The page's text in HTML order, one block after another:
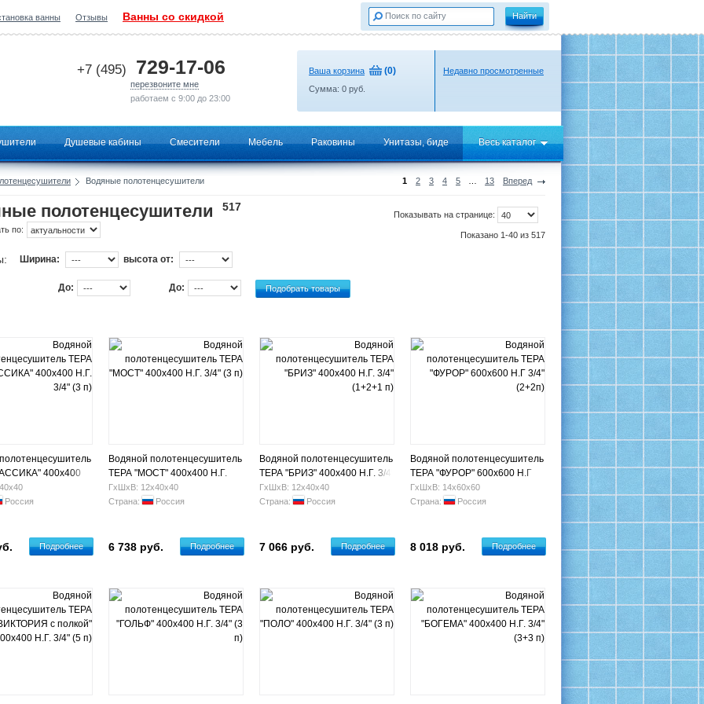
ванны Отзывы Ванны со скидкой
+7 (495) 729-17-06
перезвоните мне
работаем с 9:00 до 23:00
Ваша корзина (0)
Сумма: 0 руб.
Недавно просмотренные
Душевые кабины Смесители Мебель Раковины Унитазы, биде Весь каталог
1 2 3 4 5 13 Вперед
Водяные полотенцесушители
Показывать на странице:
Показано 1-40 из 517
полотенцесушители 517
по:
Ширина: высота от:
До: До:
400х400
п)
Россия
Подробнее
Водяной полотенцесушитель
ТЕРА "МОСТ" 400х400 Н.Г.
3/4" (3 п)
ГхШхВ: 12х40х40
Страна:
Россия
6 738 руб. Подробнее
Водяной полотенцесушитель
ТЕРА "БРИЗ" 400х400 Н.Г. 3/4"
(1+2+1 п)
ГхШхВ: 12х40х40
Страна:
Россия
7 066 руб. Подробнее
Водяной полотенцесушитель
ТЕРА "ФУРОР" 600х600 Н.Г
3/4" (2+2п)
ГхШхВ: 14х60х60
Страна:
Россия
8 018 руб. Подробнее